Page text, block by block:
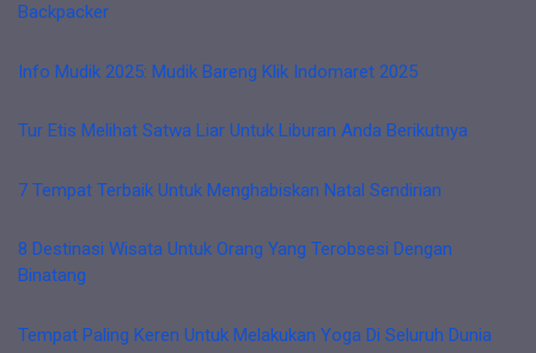
Backpacker
Info Mudik 2025: Mudik Bareng Klik Indomaret 2025
Tur Etis Melihat Satwa Liar Untuk Liburan Anda Berikutnya
7 Tempat Terbaik Untuk Menghabiskan Natal Sendirian
8 Destinasi Wisata Untuk Orang Yang Terobsesi Dengan
Binatang
Tempat Paling Keren Untuk Melakukan Yoga Di Seluruh Dunia